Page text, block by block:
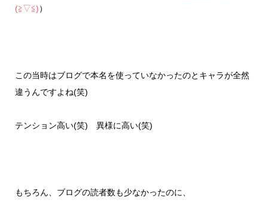
(≧▽≦)）
この当時はブログで本名を使っていなかったのとキャラが全然
違うんですよね(笑)
テンション高い(笑) 異様に高い(笑)
もちろん、ブログの読者数も少なかったのに、